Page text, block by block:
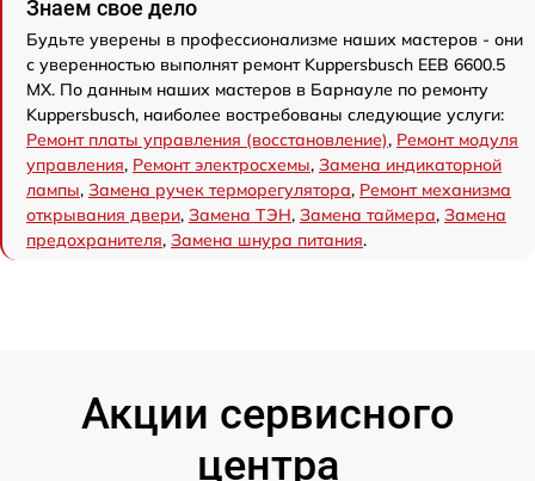
Знаем свое дело
Будьте уверены в профессионализме наших мастеров - они
с уверенностью выполнят ремонт Kuppersbusch EEB 6600.5
MX. По данным наших мастеров в Барнауле по ремонту
Kuppersbusch, наиболее востребованы следующие услуги:
Ремонт платы управления (восстановление), Ремонт модуля
управления, Ремонт электросхемы, Замена индикаторной
лампы, Замена ручек терморегулятора, Ремонт механизма
открывания двери, Замена ТЭН, Замена таймера, Замена
предохранителя, Замена шнура питания.
Акции сервисного
центра